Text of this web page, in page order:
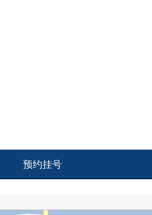
预约挂号